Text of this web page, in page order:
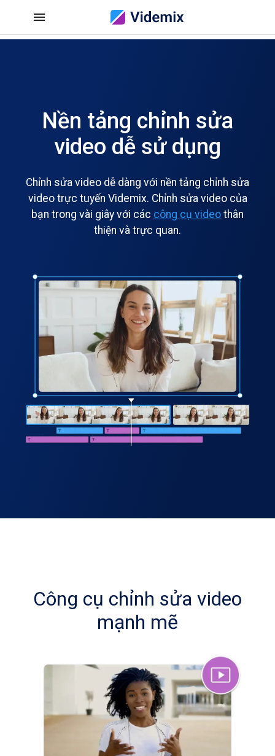
Nền tảng chỉnh sửa
video dễ sử dụng
Chỉnh sửa video dễ dàng với nền tảng chỉnh sửa
video trực tuyến Videmix. Chỉnh sửa video của
bạn trong vài giây với các công cụ video thân
thiện và trực quan.
Công cụ chỉnh sửa video
mạnh mẽ